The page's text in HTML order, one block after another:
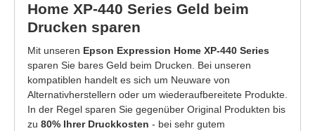
Home XP-440 Series Geld beim
Drucken sparen
Mit unseren Epson Expression Home XP-440 Series
sparen Sie bares Geld beim Drucken. Bei unseren
kompatiblen handelt es sich um Neuware von
Alternativherstellern oder um wiederaufbereitete Produkte.
In der Regel sparen Sie gegenüber Original Produkten bis
zu 80% Ihrer Druckkosten - bei sehr gutem